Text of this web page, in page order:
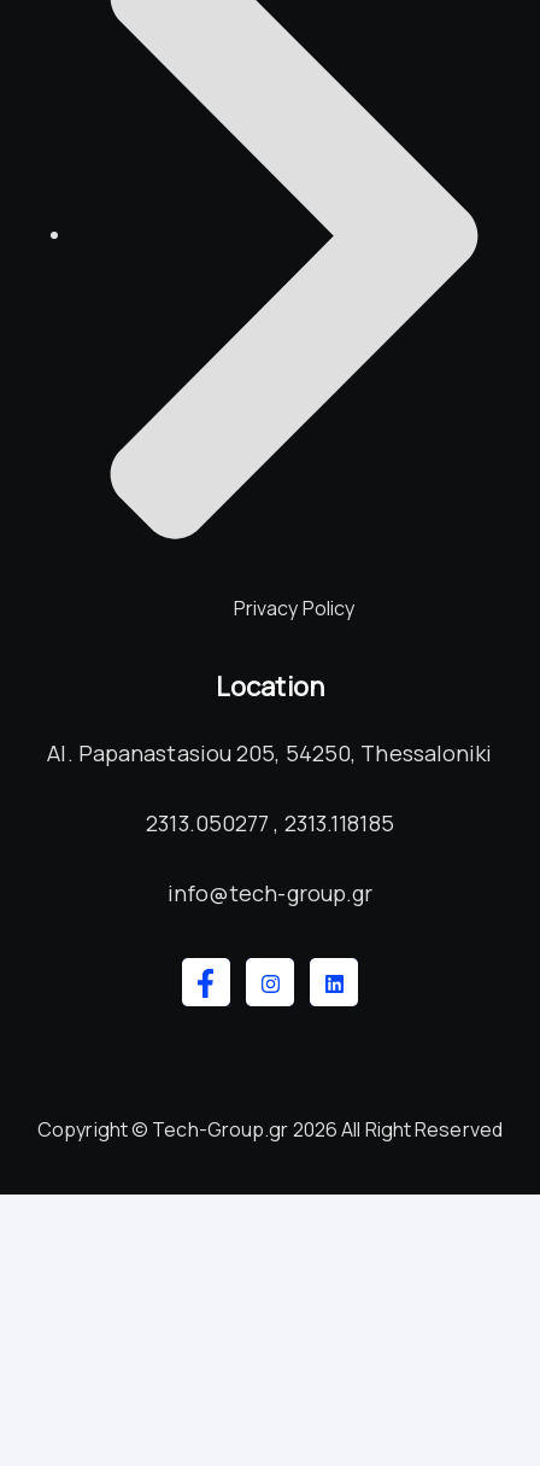
Privacy Policy
Location
Al. Papanastasiou 205, 54250, Thessaloniki
2313.050277 , 2313.118185
info@tech-group.gr
Copyright © Tech-Group.gr 2026 All Right Reserved